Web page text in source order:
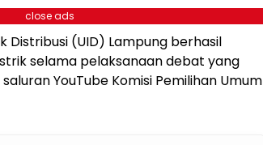
close ads
Distribusi (UID) Lampung berhasil
selama pelaksanaan debat yang
YouTube Komisi Pemilihan Umum